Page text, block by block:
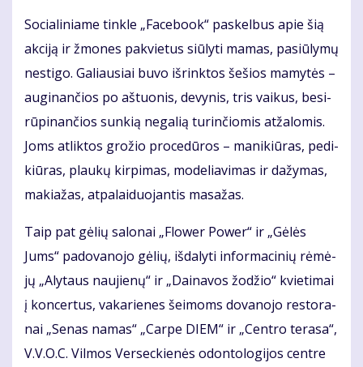
So­cia­li­nia­me tin­kle „Fa­ce­bo­ok“ pa­skel­bus apie šią
ak­ci­ją ir žmo­nes pa­kvie­tus siū­ly­ti ma­mas, pa­siū­ly­mų
ne­sti­go. Ga­liau­siai bu­vo iš­rink­tos še­šios ma­my­tės –
au­gi­nan­čios po aš­tuo­nis, de­vy­nis, tris vai­kus, be­si­
rū­pi­nan­čios sun­kią ne­ga­lią tu­rin­čio­mis at­ža­lo­mis.
Joms at­lik­tos gro­žio pro­ce­dū­ros – ma­ni­kiū­ras, pe­di­
kiū­ras, plau­kų kir­pi­mas, mo­de­lia­vi­mas ir da­žy­mas,
ma­kia­žas, at­pa­lai­duo­jan­tis ma­sa­žas.
Taip pat gė­lių sa­lo­nai „Flo­wer Po­wer“ ir „Gė­lės
Jums“ pa­do­va­no­jo gė­lių, iš­da­ly­ti in­for­ma­ci­nių rė­mė­
jų „Aly­taus nau­jie­nų“ ir „Dai­na­vos žo­džio“ kvie­ti­mai
į kon­cer­tus, va­ka­rie­nes šei­moms do­va­no­jo res­to­ra­
nai „Se­nas na­mas“ „Car­pe DIEM“ ir „Cen­tro te­ra­sa“,
V.V.O.C. Vil­mos Ver­sec­kie­nės odon­to­lo­gi­jos cen­tre